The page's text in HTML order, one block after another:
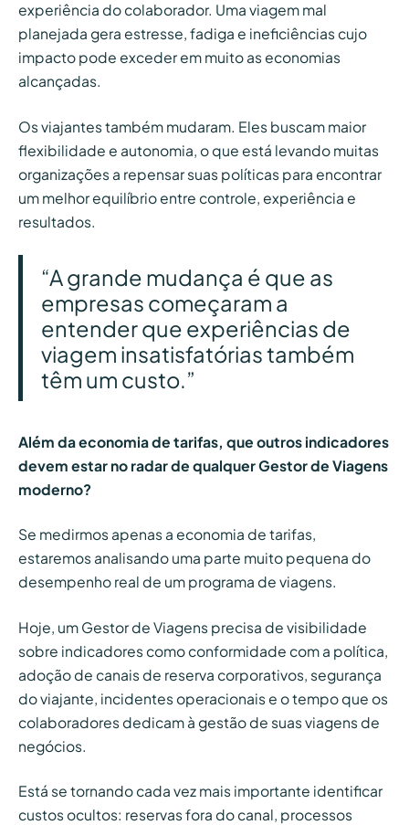
experiência do colaborador. Uma viagem mal
planejada gera estresse, fadiga e ineficiências cujo
impacto pode exceder em muito as economias
alcançadas.
Os viajantes também mudaram. Eles buscam maior
flexibilidade e autonomia, o que está levando muitas
organizações a repensar suas políticas para encontrar
um melhor equilíbrio entre controle, experiência e
resultados.
“A grande mudança é que as
empresas começaram a
entender que experiências de
viagem insatisfatórias também
têm um custo.”
Além da economia de tarifas, que outros indicadores
devem estar no radar de qualquer Gestor de Viagens
moderno?
Se medirmos apenas a economia de tarifas,
estaremos analisando uma parte muito pequena do
desempenho real de um programa de viagens.
Hoje, um Gestor de Viagens precisa de visibilidade
sobre indicadores como conformidade com a política,
adoção de canais de reserva corporativos, segurança
do viajante, incidentes operacionais e o tempo que os
colaboradores dedicam à gestão de suas viagens de
negócios.
Está se tornando cada vez mais importante identificar
custos ocultos: reservas fora do canal, processos